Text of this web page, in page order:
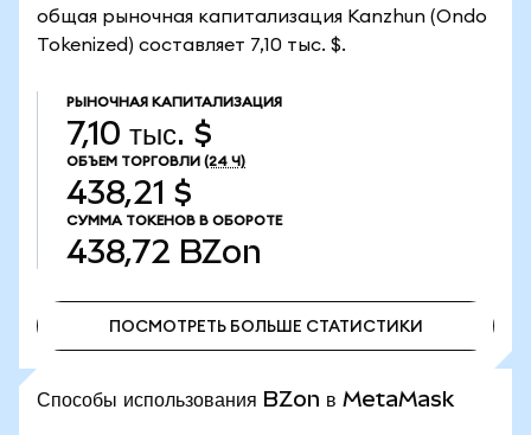
общая рыночная капитализация Kanzhun (Ondo
Tokenized) составляет 7,10 тыс. $.
РЫНОЧНАЯ КАПИТАЛИЗАЦИЯ
7,10 тыс. $
ОБЪЕМ ТОРГОВЛИ (24 Ч)
438,21 $
СУММА ТОКЕНОВ В ОБОРОТЕ
438,72 BZon
ПОСМОТРЕТЬ БОЛЬШЕ СТАТИСТИКИ
Способы использования BZon в MetaMask